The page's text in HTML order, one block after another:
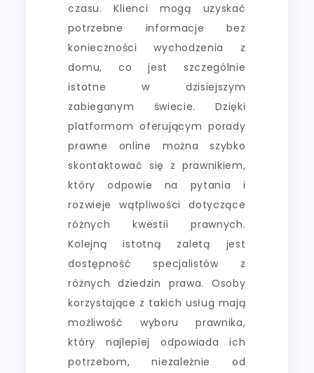
czasu. Klienci mogą uzyskać
potrzebne informacje bez
konieczności wychodzenia z
domu, co jest szczególnie
istotne w dzisiejszym
zabieganym świecie. Dzięki
platformom oferującym porady
prawne online można szybko
skontaktować się z prawnikiem,
który odpowie na pytania i
rozwieje wątpliwości dotyczące
różnych kwestii prawnych.
Kolejną istotną zaletą jest
dostępność specjalistów z
różnych dziedzin prawa. Osoby
korzystające z takich usług mają
możliwość wyboru prawnika,
który najlepiej odpowiada ich
potrzebom, niezależnie od